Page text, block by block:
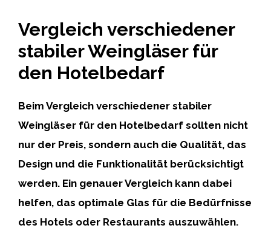
Vergleich verschiedener
stabiler Weingläser für
den Hotelbedarf
Beim Vergleich verschiedener stabiler
Weingläser für den Hotelbedarf sollten nicht
nur der Preis, sondern auch die Qualität, das
Design und die Funktionalität berücksichtigt
werden. Ein genauer Vergleich kann dabei
helfen, das optimale Glas für die Bedürfnisse
des Hotels oder Restaurants auszuwählen.